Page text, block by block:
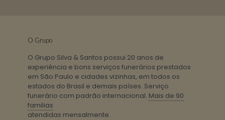
O Grupo
O Grupo Silva & Santos possui 20 anos de
experiência e bons serviços funerários prestados
em São Paulo e cidades vizinhas, em todos os
estados do Brasil e demais países. Serviço
funerário com padrão internacional. Mais de 90
familias
atendidas mensalmente.